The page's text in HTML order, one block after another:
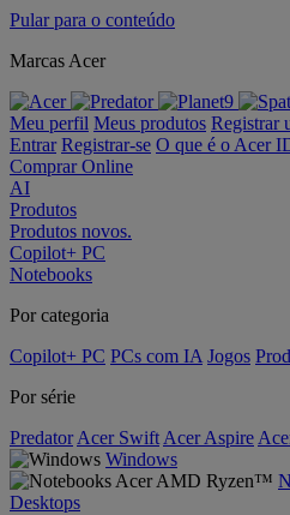
Pular para o conteúdo
Marcas Acer
Meu perfil Meus produtos Registrar
Entrar Registrar-se O que é o Acer
Comprar Online
AI
Produtos
Produtos novos.
Copilot+ PC
Notebooks
Por categoria
Copilot+ PC PCs com IA Jogos
Por série
Predator Acer Swift Acer Aspire
Windows
Desktops